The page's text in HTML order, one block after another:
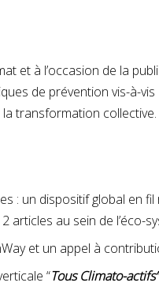
et à l’occasion de la
de prévention vis-à-
transformation collective.
: un dispositif global en
articles au sein de l’éco-
et un appel à
“Tous Climato-actifs”
JUIN